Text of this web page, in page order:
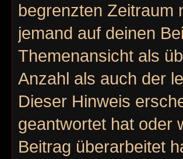
begrenzten Zeitraum
jemand auf deinen
Themenansicht als
Anzahl als auch der
Dieser Hinweis
geantwortet hat oder
Beitrag überarbeitet